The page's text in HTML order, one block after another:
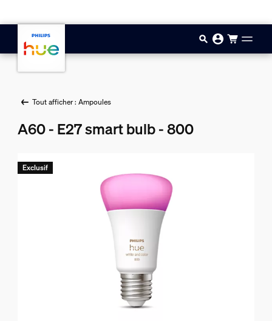
Tout afficher : Ampoules
A60 - E27 smart bulb - 800
Exclusif